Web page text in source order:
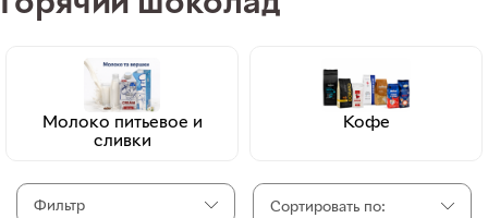
Молоко питьевое и
сливки
Кофе
Фильтр Сортировать по: